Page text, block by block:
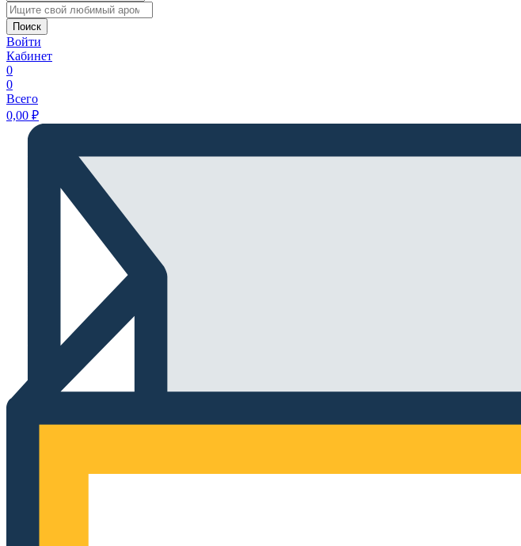
Поиск
Войти
Кабинет
0
0
Всего
0,00 ₽